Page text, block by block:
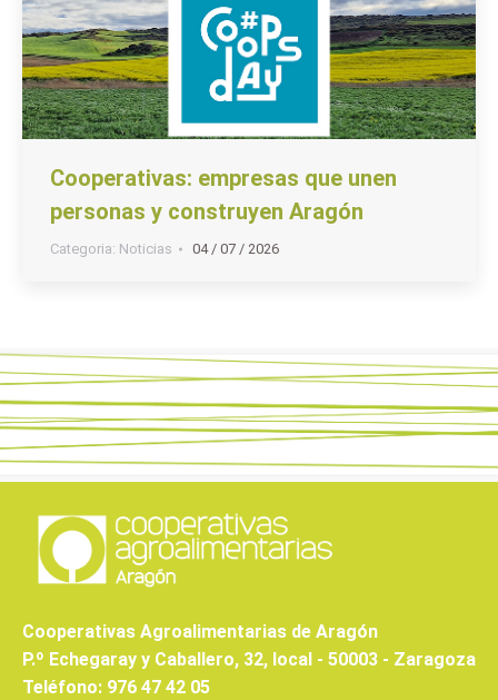
Cooperativas: empresas que unen
personas y construyen Aragón
Categoria: Noticias 04 / 07 / 2026
Cooperativas Agroalimentarias de Aragón
P.º Echegaray y Caballero, 32, local - 50003 - Zaragoza
Teléfono: 976 47 42 05